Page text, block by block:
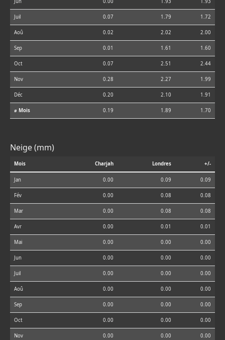
Jun 0.00 1.93 1.93
Juil 0.07 1.79 1.72
Aoû 0.02 2.02 2.00
Sep 0.01 1.61 1.60
Oct 0.07 2.51 2.44
Nov 0.28 2.27 1.99
Déc 0.20 2.10 1.91
⌀ Mois 0.19 1.89 1.70
Neige (mm)
Mois Charjah Londres +/-
Jan 0.00 0.09 0.09
Fév 0.00 0.08 0.08
Mar 0.00 0.08 0.08
Avr 0.00 0.01 0.01
Mai 0.00 0.00 0.00
Jun 0.00 0.00 0.00
Juil 0.00 0.00 0.00
Aoû 0.00 0.00 0.00
Sep 0.00 0.00 0.00
Oct 0.00 0.00 0.00
Nov 0.00 0.00 0.00